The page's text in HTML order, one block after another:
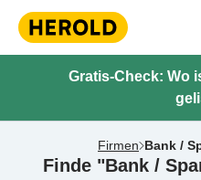
Gratis-Check: Wo
Firmen Bank /
Finde "Bank /